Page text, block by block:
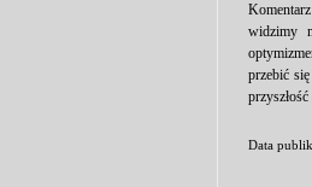
widzimy
przebić
Data